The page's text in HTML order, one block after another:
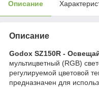
Описание
Описание
Godox SZ150R -
мультицветный (RGB)
регулируемой цветовой
предназначен для